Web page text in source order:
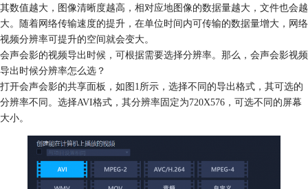
其数值越大，图像清晰度越高，相对应地图像的数据量越大，文件也会越
大。随着网络传输速度的提升，在单位时间内可传输的数据量增大，网络
视频分辨率可提升的空间就会变大。
会声会影的视频导出时候，可根据需要选择分辨率。那么，会声会影视频
导出时候分辨率怎么选？
打开会声会影的共享面板，如图1所示，选择不同的导出格式，其可选的
分辨率不同。选择AVI格式，其分辨率固定为720X576，可选不同的屏幕
大小。